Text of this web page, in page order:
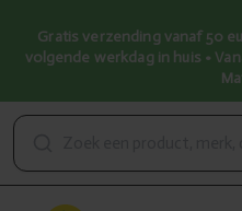
Gratis verzending vanaf 50
volgende werkdag in huis •